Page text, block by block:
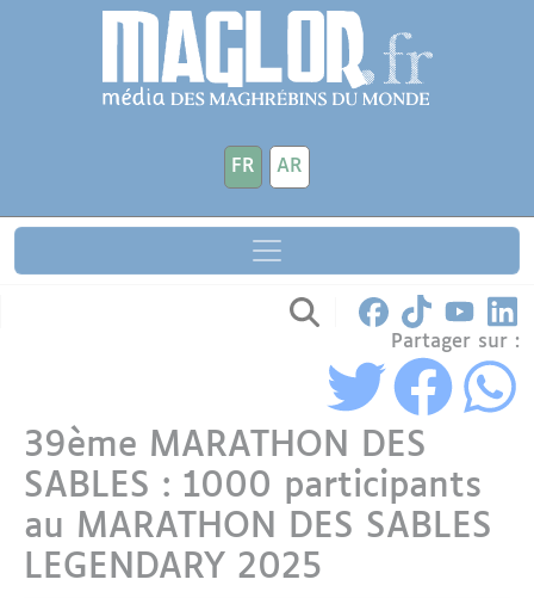
Aller au contenu principal
FR AR
Partager sur :
39ème MARATHON DES
SABLES : 1000 participants
au MARATHON DES SABLES
LEGENDARY 2025
Panneau de gestion des cookies